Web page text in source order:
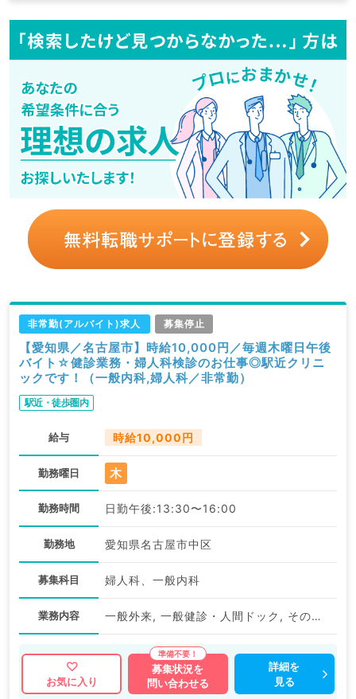
非常勤(アルバイト)求人 募集停止
【愛知県／名古屋市】時給10,000円／毎週木曜日午後
バイト☆健診業務・婦人科検診のお仕事◎駅近クリニ
ックです！（一般内科,婦人科／非常勤）
駅近・徒歩圏内
給与 時給10,000円
勤務曜日 木
勤務時間 日勤午後:13:30〜16:00
勤務地 愛知県名古屋市中区
募集科目 婦人科、一般内科
業務内容 一般外来, 一般健診・人間ドック, その他, その他
お気に入り
募集状況を
問い合わせる
詳細を
見る